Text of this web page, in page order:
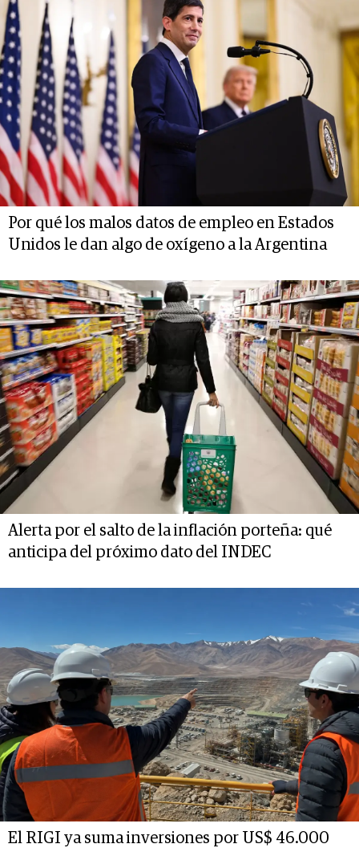
Por qué los malos datos de empleo en Estados
Unidos le dan algo de oxígeno a la Argentina
Alerta por el salto de la inflación porteña: qué
anticipa del próximo dato del INDEC
El RIGI ya suma inversiones por US$ 46.000